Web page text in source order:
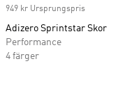
949 kr Ursprungspris
Adizero Sprintstar Skor
Performance
4 färger